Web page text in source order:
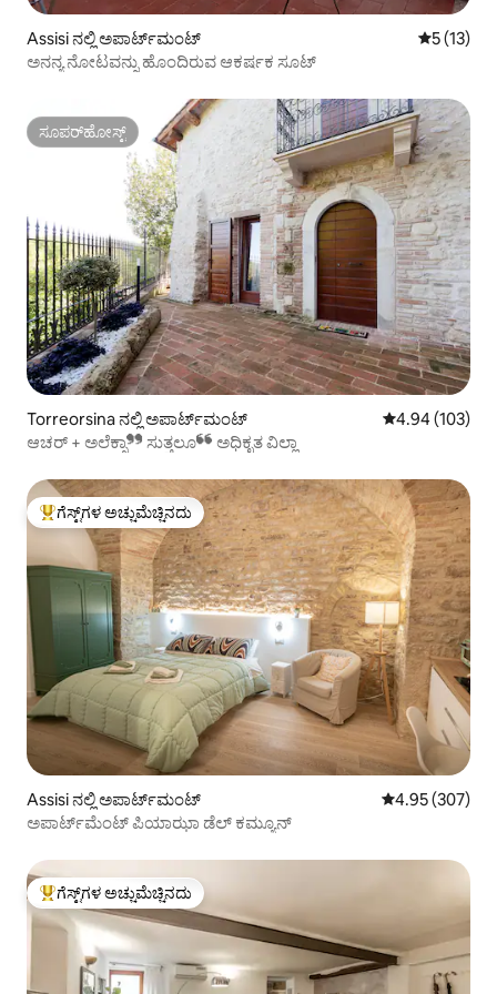
Assisi ನಲ್ಲಿ ಅಪಾರ್ಟ್‌ಮಂಟ್ 5 ರಲ್ಲಿ 5
5 (13)
ಅನನ್ಯ ನೋಟವನ್ನು ಹೊಂದಿರುವ ಆಕರ್ಷಕ ಸೂಟ್
ಸೂಪರ್‌ಹೋಸ್ಟ್
ಸೂಪರ್‌ಹೋಸ್ಟ್
Torreorsina ನಲ್ಲಿ ಅಪಾರ್ಟ್‌ಮಂಟ್ 5 ರಲ್ಲಿ 4.94
4.94 (103)
ಆಚರ್ + ಅಲೆಕ್ಸಾ❞ ಸುತ್ತಲೂ❝ ಅಧಿಕೃತ ವಿಲ್ಲಾ
ಗೆಸ್ಟ್‌ಗಳಿಗೆ ಅತಿ ಹೆಚ್ಚು ಅಚ್ಚುಮೆಚ್ಚಿನದು
ಗೆಸ್ಟ್‌ಗಳ ಅಚ್ಚುಮೆಚ್ಚಿನದು
Assisi ನಲ್ಲಿ ಅಪಾರ್ಟ್‌ಮಂಟ್ 5 ರಲ್ಲಿ 4.95
4.95 (307)
ಅಪಾರ್ಟ್‌ಮೆಂಟ್ ಪಿಯಾಝಾ ಡೆಲ್ ಕಮ್ಯೂನ್
ಗೆಸ್ಟ್‌ಗಳಿಗೆ ಅತಿ ಹೆಚ್ಚು ಅಚ್ಚುಮೆಚ್ಚಿನದು
ಗೆಸ್ಟ್‌ಗಳ ಅಚ್ಚುಮೆಚ್ಚಿನದು